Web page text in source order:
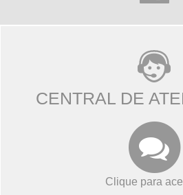
CENTRAL DE
Clique para